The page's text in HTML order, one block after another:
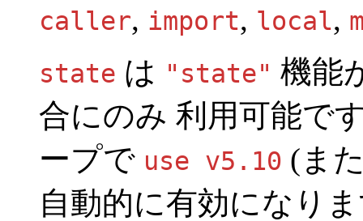
caller, import, local,
state は "state" 機能
合にのみ 利用可能で
ープで use v5.10 (ま
自動的に有効になり